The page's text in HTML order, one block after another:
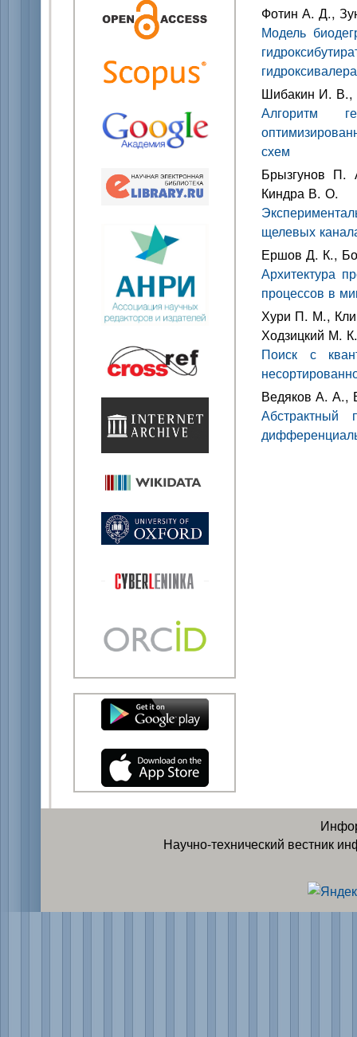
Фотин А. Д.,
Модель
Шибакин И.
Алгоритм
схем
Брызгунов
Киндра В. О.
щелевых
Ершов Д. К.,
Архитектура
процессов в
Хури П. М.,
Ходзицкий М.
Поиск с
Ведяков А. А.,
Научно-технический вестник